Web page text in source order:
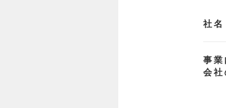
社名
事業
会社